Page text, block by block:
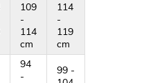
109
-
114
cm
114
-
119
cm
94
-
99 -